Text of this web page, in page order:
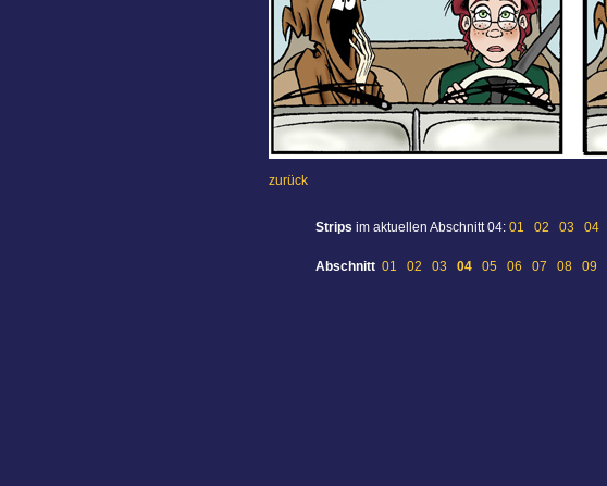
zurück
Strips im aktuellen Abschnitt 04: 01 02 03 04
Abschnitt 01 02 03 04 05 06 07 08 09